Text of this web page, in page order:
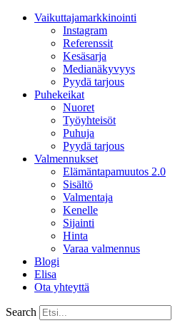
Vaikuttajamarkkinointi
Instagram
Referenssit
Kesäsarja
Medianäkyvyys
Pyydä tarjous
Puhekeikat
Nuoret
Työyhteisöt
Puhuja
Pyydä tarjous
Valmennukset
Elämäntapamuutos 2.0
Sisältö
Valmentaja
Kenelle
Sijainti
Hinta
Varaa valmennus
Blogi
Elisa
Ota yhteyttä
Search